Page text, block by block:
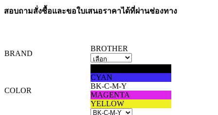
สอบถามสั่งซื้อและขอใบเสนอราคาได้ที่ผ่านช่องทาง
BRAND
BROTHER
COLOR
CYAN
BK-C-M-Y
MAGENTA
YELLOW